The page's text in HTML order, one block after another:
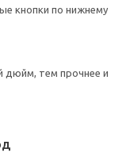
кнопки по нижнему
дюйм, тем прочнее и